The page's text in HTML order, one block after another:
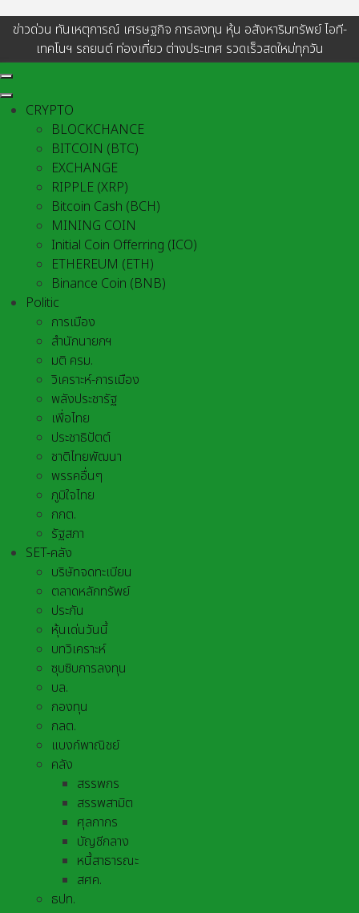
ข่าวด่วน ทันเหตุการณ์ เศรษฐกิจ การลงทุน หุ้น อสังหาริมทรัพย์ ไอที-
เทคโนฯ รถยนต์ ท่องเที่ยว ต่างประเทศ รวดเร็วสดใหม่ทุกวัน
CRYPTO
BLOCKCHANCE
BITCOIN (BTC)
EXCHANGE
RIPPLE (XRP)
Bitcoin Cash (BCH)
MINING COIN
Initial Coin Offerring (ICO)
ETHEREUM (ETH)
Binance Coin (BNB)
Politic
การเมือง
สำนักนายกฯ
มติ ครม.
วิเคราะห์-การเมือง
พลังประชารัฐ
เพื่อไทย
ประชาธิปัตต์
ชาติไทยพัฒนา
พรรคอื่นๆ
ภูมิใจไทย
กกต.
รัฐสภา
SET-คลัง
บริษัทจดทะเบียน
ตลาดหลักทรัพย์
ประกัน
หุ้นเด่นวันนี้
บทวิเคราะห์
ซุบซิบการลงทุน
บล.
กองทุน
กลต.
แบงก์พาณิชย์
คลัง
สรรพกร
สรรพสามิต
ศุลกากร
บัญชีกลาง
หนี้สาธารณะ
สศค.
ธปท.